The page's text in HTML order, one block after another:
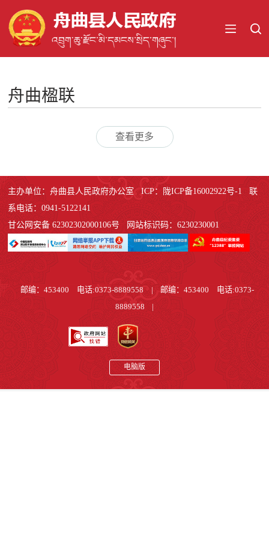
舟曲楹联
查看更多
主办单位：舟曲县人民政府办公室 ICP：陇ICP备16002922号-1 联
系电话：0941-5122141
甘公网安备 62302302000106号 网站标识码：6230230001
邮编：453400 电话:0373-8889558 |
邮编：453400 电话:0373-
8889558
|
电脑版